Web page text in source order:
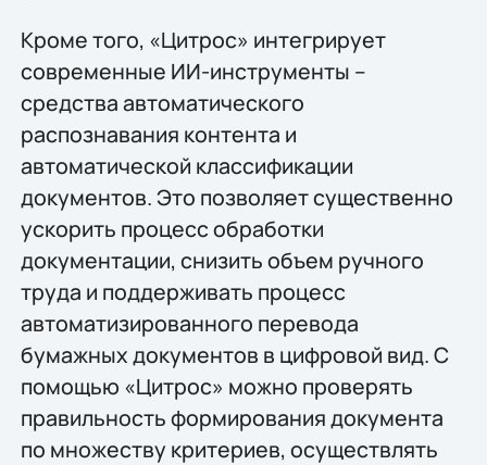
Кроме того, «Цитрос» интегрирует
современные ИИ-инструменты –
средства автоматического
распознавания контента и
автоматической классификации
документов. Это позволяет существенно
ускорить процесс обработки
документации, снизить объем ручного
труда и поддерживать процесс
автоматизированного перевода
бумажных документов в цифровой вид. С
помощью «Цитрос» можно проверять
правильность формирования документа
по множеству критериев, осуществлять